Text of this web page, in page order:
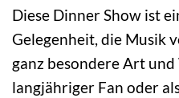
Diese Dinner Show ist
Gelegenheit, die Musik
ganz besondere Art
langjähriger Fan oder